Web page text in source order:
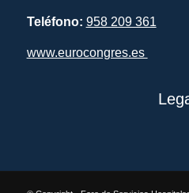
Teléfono: 958 209 361
www.eurocongres.es